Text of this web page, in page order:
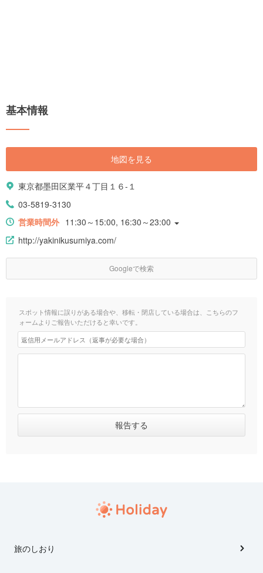
基本情報
地図を見る
東京都墨田区業平４丁目１６-１
03-5819-3130
営業時間外 11:30～15:00, 16:30～23:00
http://yakinikusumiya.com/
Googleで検索
スポット情報に誤りがある場合や、移転・閉店している場合は、こちらのフ
ォームよりご報告いただけると幸いです。
旅のしおり